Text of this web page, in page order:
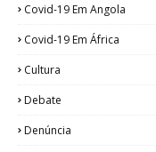
Covid-19 Em Angola
Covid-19 Em África
Cultura
Debate
Denúncia